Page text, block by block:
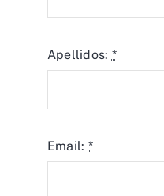
Apellidos: *
Email: *